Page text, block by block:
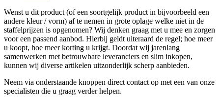
Wenst u dit product (of een soortgelijk product in bijvoorbeeld een
andere kleur / vorm) af te nemen in grote oplage welke niet in de
staffelprijzen is opgenomen? Wij denken graag met u mee en zorgen
voor een passend aanbod. Hierbij geldt uiteraard de regel; hoe meer
u koopt, hoe meer korting u krijgt. Doordat wij jarenlang
samenwerken met betrouwbare leveranciers en slim inkopen,
kunnen wij diverse artikelen uitzonderlijk scherp aanbieden.
Neem via onderstaande knoppen direct contact op met een van onze
specialisten die u graag verder helpen.